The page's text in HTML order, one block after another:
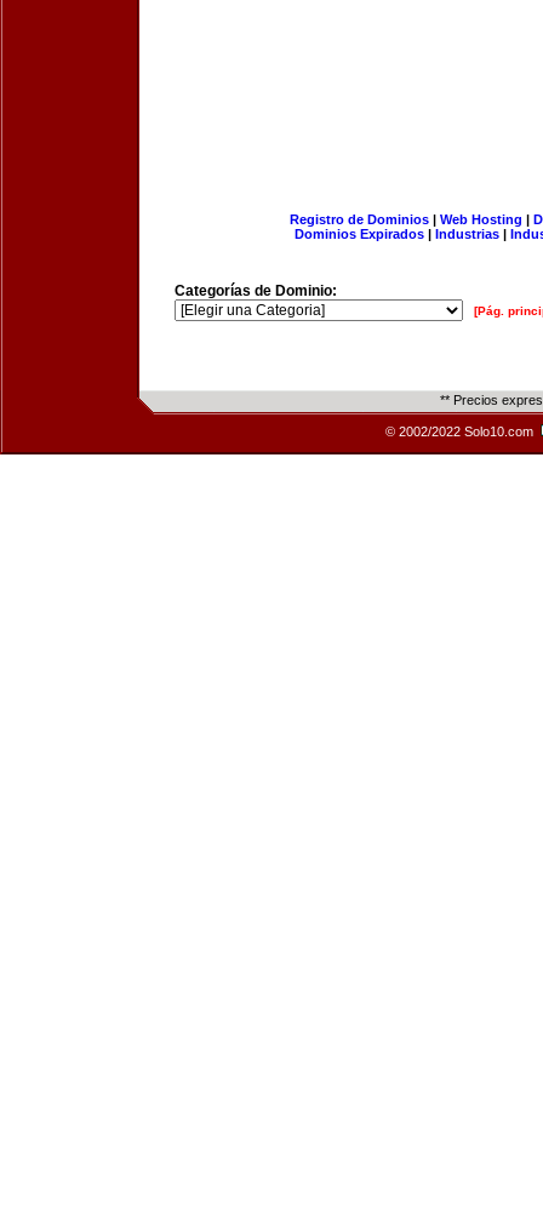
Registro de Dominios| Web Hosting |
Dominios Expirados | Industrias |
Categorías de Dominio:
[Pág.
** Precios
© 2002/2022 Solo10.com